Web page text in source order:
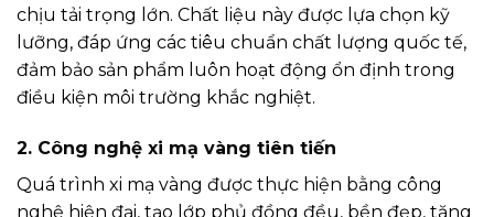
chịu tải trọng lớn. Chất liệu này được lựa chọn kỹ
lưỡng, đáp ứng các tiêu chuẩn chất lượng quốc tế,
đảm bảo sản phẩm luôn hoạt động ổn định trong
điều kiện môi trường khắc nghiệt.
2. Công nghệ xi mạ vàng tiên tiến
Quá trình xi mạ vàng được thực hiện bằng công
nghệ hiện đại, tạo lớp phủ đồng đều, bền đẹp, tăng